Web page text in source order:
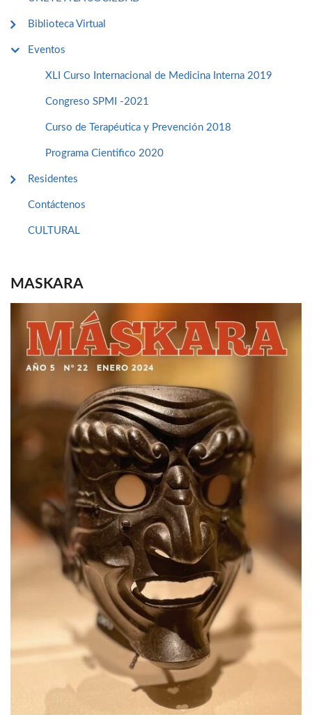
Biblioteca Virtual
Eventos
XLI Curso Internacional de Medicina Interna 2019
Congreso SPMI -2021
Curso de Terapéutica y Prevención 2018
Programa Cientifico 2020
Residentes
Contáctenos
CULTURAL
MASKARA